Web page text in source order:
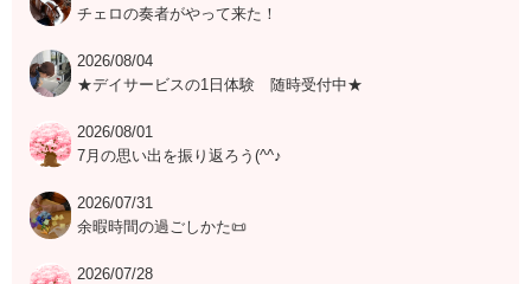
チェロの奏者がやって来た！
2026/08/04
★デイサービスの1日体験 随時受付中★
2026/08/01
7月の思い出を振り返ろう(^^♪
2026/07/31
余暇時間の過ごしかた📜
2026/07/28